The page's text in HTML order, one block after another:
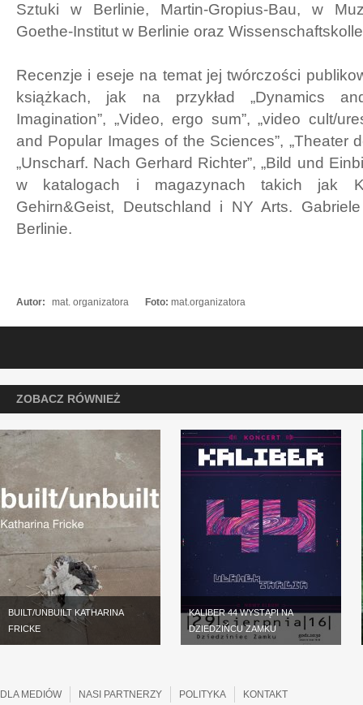
Sztuki w Berlinie, Martin-Gropius-Bau, w
Goethe-Institut w Berlinie oraz
Recenzje i eseje na temat jej twórczości
książkach, jak na przykład „Dynamics
Imagination”, „Video, ergo sum”, „video cult/
and Popular Images of the Sciences”, „Theater
„Unscharf. Nach Gerhard Richter”, „Bild und
w katalogach i magazynach takich jak
Gehirn&Geist, Deutschland i NY Arts.
Berlinie.
Autor: mat. organizatora Foto: mat.organizatora
ZOBACZ RÓWNIEŻ
BUILT/UNBUILT KATHARINA
FRICKE
KALIBER 44 WYSTĄPI NA
DZIEDZIŃCU ZAMKU
DLA MEDIÓW NASI PARTNERZY POLITYKA KONTAKT